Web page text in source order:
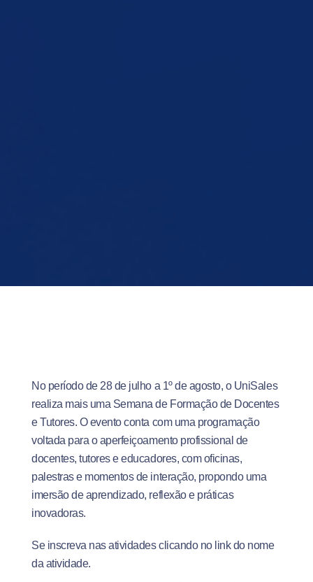
No período de 28 de julho a 1º de agosto, o UniSales
realiza mais uma Semana de Formação de Docentes
e Tutores. O evento conta com uma programação
voltada para o aperfeiçoamento profissional de
docentes, tutores e educadores, com oficinas,
palestras e momentos de interação, propondo uma
imersão de aprendizado, reflexão e práticas
inovadoras.
Se inscreva nas atividades clicando no link do nome
da atividade.